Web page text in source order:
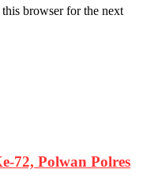
browser for the next
72, Polwan Polres